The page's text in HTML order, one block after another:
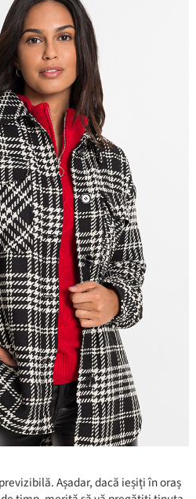
Așadar, dacă ieșiți în oraș